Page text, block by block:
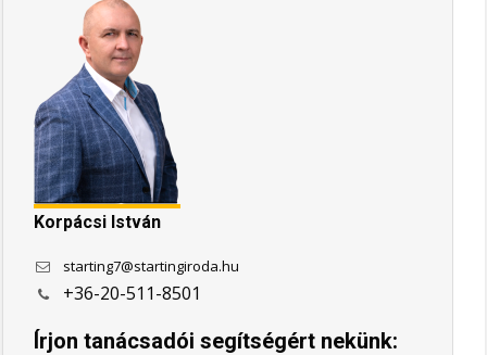
Korpácsi István
starting7@startingiroda.hu
+36-20-511-8501
Írjon tanácsadói segítségért nekünk: